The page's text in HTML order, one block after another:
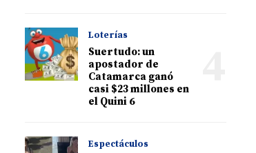
Loterías
Suertudo: un
apostador de
Catamarca ganó
casi $23 millones en
el Quini 6
Espectáculos